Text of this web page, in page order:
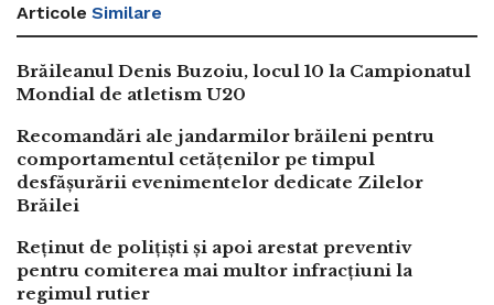
Articole Similare
Brăileanul Denis Buzoiu, locul 10 la Campionatul
Mondial de atletism U20
Recomandări ale jandarmilor brăileni pentru
comportamentul cetățenilor pe timpul
desfășurării evenimentelor dedicate Zilelor
Brăilei
Reținut de polițiști și apoi arestat preventiv
pentru comiterea mai multor infracțiuni la
regimul rutier